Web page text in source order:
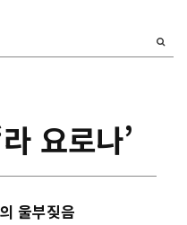
요로나’
울부짖음